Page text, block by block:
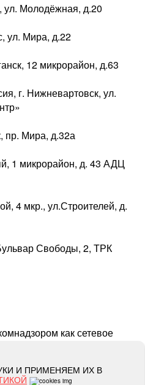
ул. Молодёжная, д.20
ул. Мира, д.22
12 микрорайон, д.63
г. Нижневартовск, ул.
пр. Мира, д.32а
1 микрорайон, д. 43 АДЦ
4 мкр., ул.Строителей, д.
Свободы, 2, ТРК
как сетевое
свидетельство о
71864, учредитель: ООО
Ермошин С.Н.,
И ПРИМЕНЯЕМ ИХ В